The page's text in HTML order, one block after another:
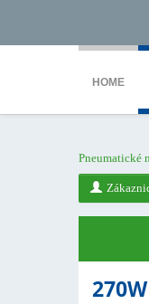
HOME
Pneumatické
270W